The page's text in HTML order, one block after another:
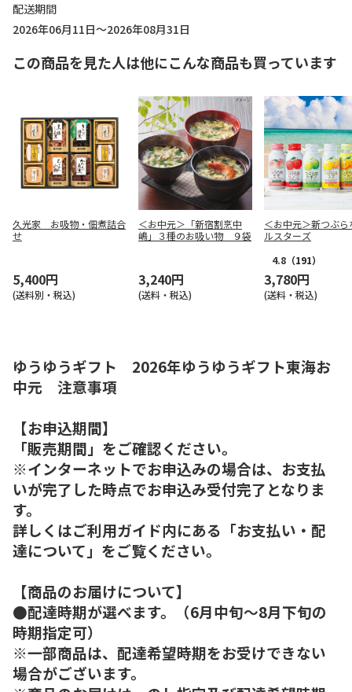
配送期間
2026年06月11日～2026年08月31日
この商品を見た人は他にこんな商品も買っています
久光家 お吸物・佃煮詰合
せ
5,400円
(送料別・税込)
＜お中元＞「新宿割烹中
嶋」３種のお吸い物 ９袋
3,240円
(送料・税込)
＜お中元＞新つぶら
ルスターズ
4.8 （191）
3,780円
(送料・税込)
ゆうゆうギフト 2026年ゆうゆうギフト東海お
中元 注意事項
【お申込期間】
「販売期間」をご確認ください。
※インターネットでお申込みの場合は、お支払
いが完了した時点でお申込み受付完了となりま
す。
詳しくはご利用ガイド内にある「お支払い・配
達について」をご覧ください。
【商品のお届けについて】
●配達時期が選べます。（6月中旬～8月下旬の
時期指定可）
※一部商品は、配達希望時期をお受けできない
場合がございます。